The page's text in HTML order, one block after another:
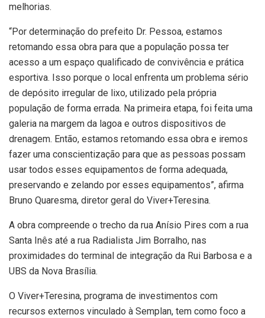
melhorias.
“Por determinação do prefeito Dr. Pessoa, estamos
retomando essa obra para que a população possa ter
acesso a um espaço qualificado de convivência e prática
esportiva. Isso porque o local enfrenta um problema sério
de depósito irregular de lixo, utilizado pela própria
população de forma errada. Na primeira etapa, foi feita uma
galeria na margem da lagoa e outros dispositivos de
drenagem. Então, estamos retomando essa obra e iremos
fazer uma conscientização para que as pessoas possam
usar todos esses equipamentos de forma adequada,
preservando e zelando por esses equipamentos”, afirma
Bruno Quaresma, diretor geral do Viver+Teresina.
A obra compreende o trecho da rua Anísio Pires com a rua
Santa Inês até a rua Radialista Jim Borralho, nas
proximidades do terminal de integração da Rui Barbosa e a
UBS da Nova Brasília.
O Viver+Teresina, programa de investimentos com
recursos externos vinculado à Semplan, tem como foco a